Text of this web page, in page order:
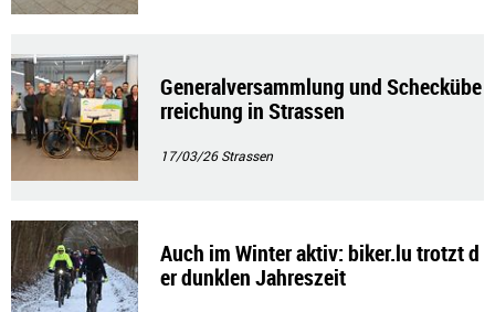
Generalversammlung und Scheckübe
rreichung in Strassen
17/03/26Strassen
Auch im Winter aktiv: biker.lu trotzt d
er dunklen Jahreszeit